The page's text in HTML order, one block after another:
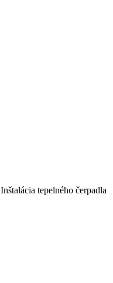
Inštalácia tepelného čerpadla